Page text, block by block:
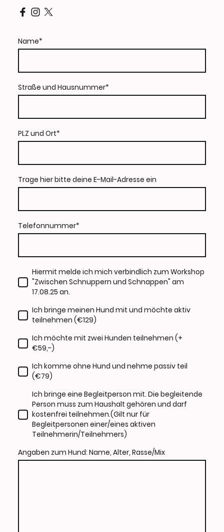
Name*
Straße und Hausnummer*
PLZ und Ort*
Trage hier bitte deine E-Mail-Adresse ein
Telefonnummer*
Hiermit melde ich mich verbindlich zum Workshop
"Zwischen Schnuppern und Schnappen" am
17.08.25 an.
Ich bringe meinen Hund mit und möchte aktiv
teilnehmen (€129)
Ich möchte mit zwei Hunden teilnehmen (+
€59,-)
Ich komme ohne Hund und nehme passiv teil
(€79)
Ich bringe eine Begleitperson mit. Die begleitende
Person muss zum Haushalt gehören und darf
kostenfrei teilnehmen.(Gilt nur für
Begleitpersonen einer/eines aktiven
Teilnehmerin/Teilnehmers)
Angaben zum Hund: Name, Alter, Rasse/Mix